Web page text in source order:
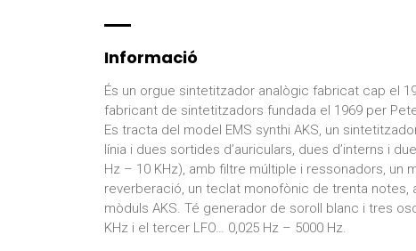
Informació
És un orgue sintetitzador analògic fabricat cap el
fabricant de sintetitzadors fundada el 1969 per
Es tracta del model EMS synthi AKS, un
línia i dues sortides d’auriculars, dues d’interns i
Hz – 10 KHz), amb filtre múltiple i ressonadors, un
reverberació, un teclat monofònic de trenta
mòduls AKS. Té generador de soroll blanc i tres
KHz i el tercer LFO… 0,025 Hz – 5000 Hz.